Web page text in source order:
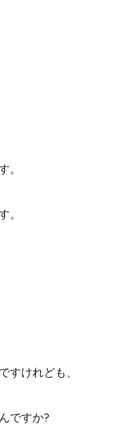
。
。
すけれども、
ですか?